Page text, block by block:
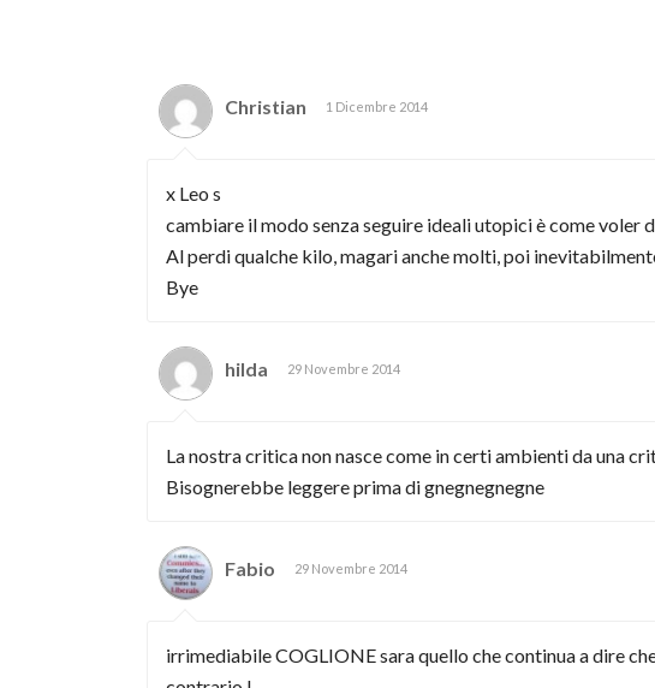
Christian 1 Dicembre 2014
x Leo s
cambiare il modo senza seguire ideali utopici è come voler
Al perdi qualche kilo, magari anche molti, poi
Bye
hilda 29 Novembre 2014
La nostra critica non nasce come in certi ambienti da una
Bisognerebbe leggere prima di gnegnegnegne
Fabio 29 Novembre 2014
irrimediabile COGLIONE sara quello che continua a dire